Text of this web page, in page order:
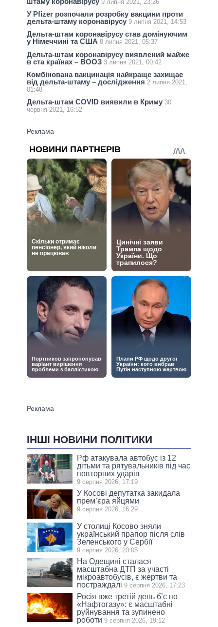
9 липня 2021, 23:26
У Pfizer розпочали розробку вакцини проти
дельта-штаму коронавірусу 9 липня 2021, 14:53
Дельта-штам коронавірусу став домінуючим
у Німеччині та США 8 липня 2021, 05:37
Дельта-штам коронавірусу виявлений майже
в ста країнах – ВООЗ 3 липня 2021, 00:42
Комбінована вакцинація найкраще захищає
від дельта-штаму – дослідження 2 липня 2021,
01:48
Дельта-штам COVID виявили в Криму 30
червня 2021, 16:52
ІНШІ НОВИНИ ПОЛІТИКИ
Рф атакувала автобус із 12
дітьми та рятувальників під час
повторних ударів
9 серпня 2026, 17:19
У Косові депутатка закидала
прем’єра яйцями
9 серпня 2026, 16:29
У столиці Косово зняли
український прапор після слів
Зеленського у Сербії
9 серпня 2026, 20:05
На Одещині сталася
масштабна ДТП за участі
мікроавтобусів, є жертви та
постраждалі 9 серпня 2026, 17:23
Росія вже третій день б’є по
«Нафтогазу»: є масштабні
руйнування та зупинено
роботи 9 серпня 2026, 19:12